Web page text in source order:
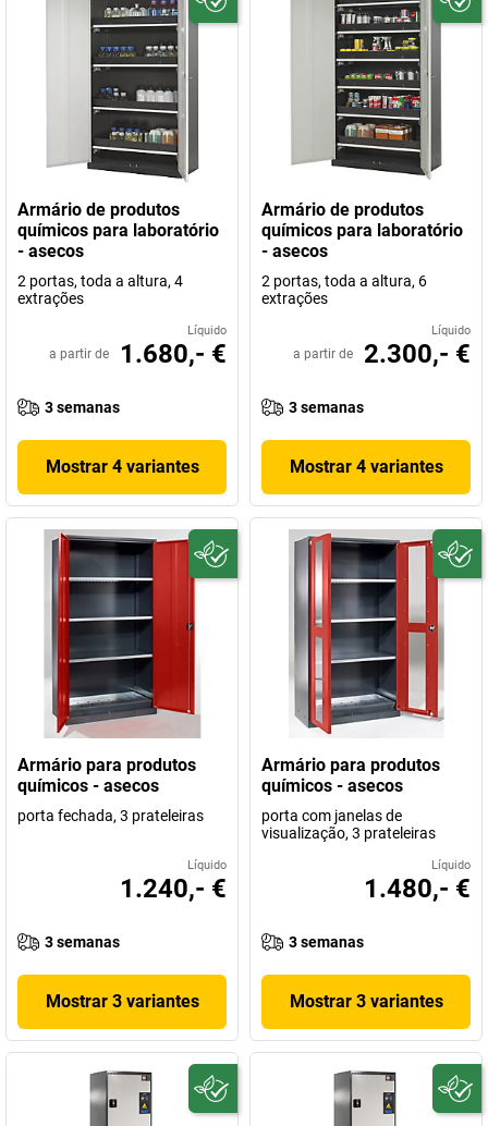
Armário de produtos
químicos para laboratório
- asecos
2 portas, toda a altura, 4
extrações
Líquido
a partir de 1.680,- €
3 semanas
Mostrar 4 variantes
Armário de produtos
químicos para laboratório
- asecos
2 portas, toda a altura, 6
extrações
Líquido
a partir de 2.300,- €
3 semanas
Mostrar 4 variantes
Armário para produtos
químicos - asecos
porta fechada, 3 prateleiras
Líquido
1.240,- €
3 semanas
Mostrar 3 variantes
Armário para produtos
químicos - asecos
porta com janelas de
visualização, 3 prateleiras
Líquido
1.480,- €
3 semanas
Mostrar 3 variantes